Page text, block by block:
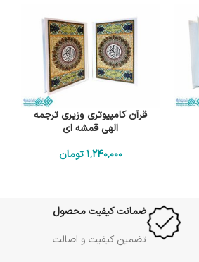
قرآن کامپیوتری وزیری ترجمه
الهی قمشه ای
1٬240٬000 تومان
ضمانت کیفیت محصول
تضمین کیفیت و اصالت